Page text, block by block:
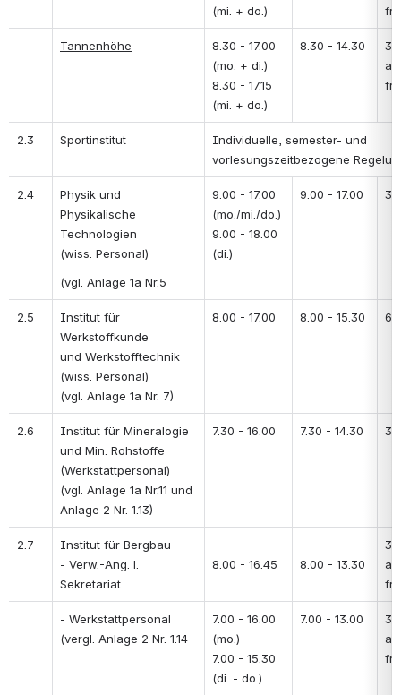
(mi. + do.)
Tannenhöhe
8.30 - 17.00
(mo. + di.)
8.30 - 17.15
(mi. + do.)
8.30 - 14.30
30
2.3 Sportinstitut
Individuelle, semester- und
vorlesungszeitbezogene
2.4
Physik und
Physikalische
Technologien
(wiss. Personal)
(vgl. Anlage 1a Nr.5
9.00 - 17.00
(mo./mi./do.)
9.00 - 18.00
(di.)
9.00 - 17.00 30
2.5
Institut für
Werkstoffkunde
und Werkstofftechnik
(wiss. Personal)
(vgl. Anlage 1a Nr. 7)
8.00 - 17.00 8.00 - 15.30 60
2.6
Institut für Mineralogie
und Min. Rohstoffe
(Werkstattpersonal)
(vgl. Anlage 1a Nr.11 und
Anlage 2 Nr. 1.13)
7.30 - 16.00 7.30 - 14.30 30
2.7
Institut für Bergbau
- Verw.-Ang. i.
Sekretariat
8.00 - 16.45 8.00 - 13.30
- Werkstattpersonal
(vergl. Anlage 2 Nr. 1.14
7.00 - 16.00
(mo.)
7.00 - 15.30
(di. - do.)
7.00 - 13.00